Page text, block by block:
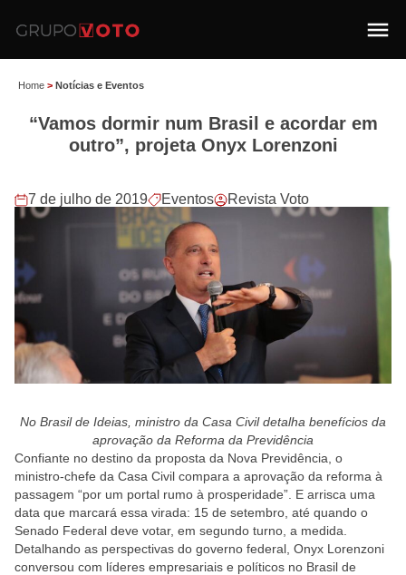
Home > Notícias e Eventos
“Vamos dormir num Brasil e acordar em
outro”, projeta Onyx Lorenzoni
7 de julho de 2019 Eventos Revista Voto
No Brasil de Ideias, ministro da Casa Civil detalha benefícios da
aprovação da Reforma da Previdência
Confiante no destino da proposta da Nova Previdência, o
ministro-chefe da Casa Civil compara a aprovação da reforma à
passagem “por um portal rumo à prosperidade”. E arrisca uma
data que marcará essa virada: 15 de setembro, até quando o
Senado Federal deve votar, em segundo turno, a medida.
Detalhando as perspectivas do governo federal, Onyx Lorenzoni
conversou com líderes empresariais e políticos no Brasil de